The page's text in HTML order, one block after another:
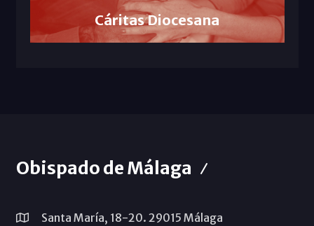
Cáritas Diocesana
Obispado de Málaga
Santa María, 18-20. 29015 Málaga